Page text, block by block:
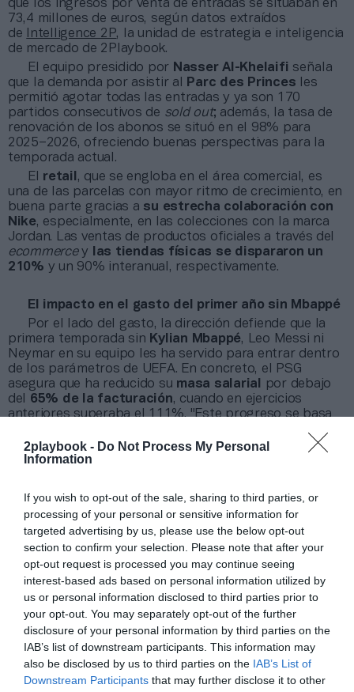
2playbook - Do Not Process My Personal
Information
If you wish to opt-out of the sale, sharing to third parties, or
processing of your personal or sensitive information for
targeted advertising by us, please use the below opt-out
section to confirm your selection. Please note that after your
opt-out request is processed you may continue seeing
interest-based ads based on personal information utilized by
us or personal information disclosed to third parties prior to
your opt-out. You may separately opt-out of the further
disclosure of your personal information by third parties on the
IAB’s list of downstream participants. This information may
also be disclosed by us to third parties on the IAB’s List of
Downstream Participants that may further disclose it to other
que los ingresos por venta de entradas se situaban en
73,4 millones de euros, según datos extraídos
de
Intelligence 2P, la unidad de estrategia e inteligencia
de mercado de 2Playbook.
El equipo presidido por Nasser Al-Khelaifi señala
que la demanda por asistir al
Parc des Princes les
permitió agotar todas las entradas y ya son 170
partidos consecutivos de sold out; además, la tasa de
renovación de los abonos se situó en el 98% para
2025–2026, ofreciendo buenas perspectivas para la
temporada actual.
El retail , que se engloba en el área comercial, es
una de las parcelas con mayor ritmo de crecimiento, en
buena parte gracias a su estrecha colaboración con
Nike, especialmente, en las colecciones con la marca
Jordan. Las ventas de productos oficiales a través del
ecommercey
las tiendas físicas se dispararon un
210% y un 90% interanual, respectivamente.
El impacto en el gasto del primer año sin Mbappé
Por el lado del gasto, la dirección defiende que la
primera temporada sin Kylian Mbappé, Leo Messi ni
Neymar en su equipo les ha servido para entrar dentro
de los parámetros de UEFA. En concreto, el PSG
asegura que ha reducido su masa salarial
por debajo
del 65% de la facturación, cuando en ejercicios
anteriores superaba el 111%. "Este progreso se basa
eficiente”,indican.
La entidad también ha reforzado su
fans y
177 academias en 21 países
que forman a más
50.000 jóvenes
. En redes sociales, el club reúne 235
millones de seguidores, con una audiencia joven —el
40% tiene menos de 24 años— y liderazgo en
plataformas comoTwitchyTikTok , donde ha
superado los1.000 millones de visualizaciones
julio.
Relacionado
Kevin Durant invierte directamente en el PSG con la
vista puesta a su entrada en baloncesto